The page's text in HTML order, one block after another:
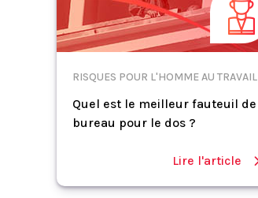
RISQUES POUR L'HOMME AU TRAVAIL
Quel est le meilleur fauteuil de
bureau pour le dos ?
Lire l'article